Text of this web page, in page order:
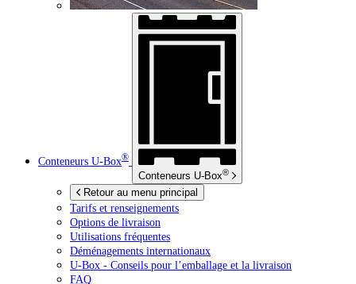
Conteneurs U-Box®
Conteneurs U-Box®
Retour au menu principal
Tarifs et renseignements
Options de livraison
Utilisations fréquentes
Déménagements internationaux
U-Box - Conseils pour l’emballage et la livraison
FAQ